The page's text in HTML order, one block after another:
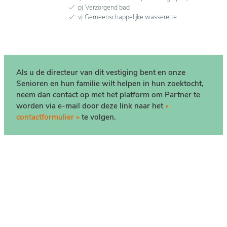
p) Verzorgend bad
v) Gemeenschappelijke wasserette
Als u de directeur van dit vestiging bent en onze
Senioren en hun familie wilt helpen in hun zoektocht,
neem dan contact op met het platform om Partner te
worden via e-mail door deze link naar het «
contactformulier » te volgen.